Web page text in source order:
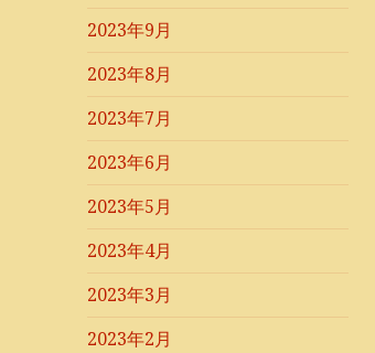
2023年9月
2023年8月
2023年7月
2023年6月
2023年5月
2023年4月
2023年3月
2023年2月